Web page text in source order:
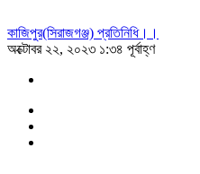
কাজিপুর(সিরাজগঞ্জ) প্রতিনিধি।।
অক্টোবর ২২, ২০২৩ ১:৩৪ পূর্বাহ্ণ